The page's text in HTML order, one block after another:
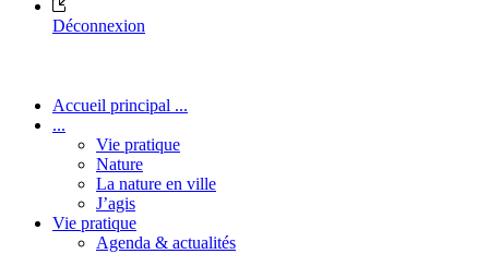
Déconnexion
Accueil principal ...
...
Vie pratique
Nature
La nature en ville
J’agis
Vie pratique
Agenda & actualités